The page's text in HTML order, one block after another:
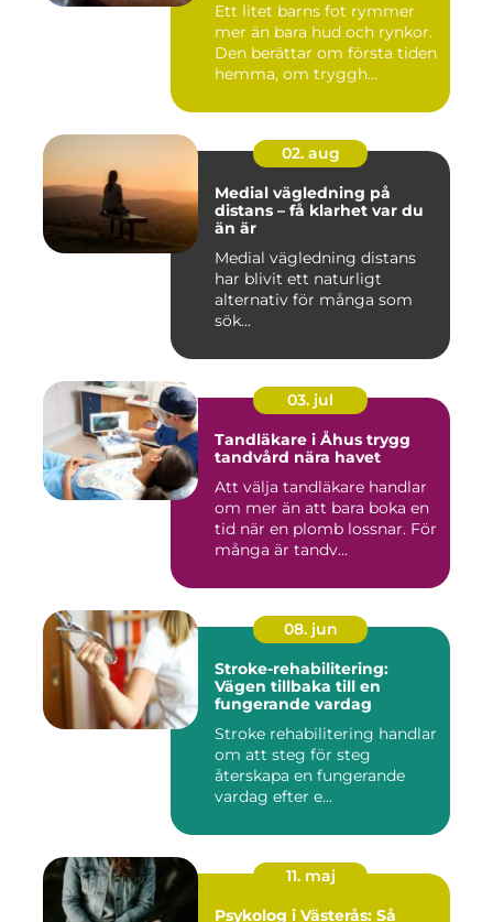
Ett litet barns fot rymmer
mer än bara hud och rynkor.
Den berättar om första tiden
hemma, om tryggh...
02. aug
Medial vägledning på
distans – få klarhet var du
än är
Medial vägledning distans
har blivit ett naturligt
alternativ för många som
sök...
03. jul
Tandläkare i Åhus trygg
tandvård nära havet
Att välja tandläkare handlar
om mer än att bara boka en
tid när en plomb lossnar. För
många är tandv...
08. jun
Stroke-rehabilitering:
Vägen tillbaka till en
fungerande vardag
Stroke rehabilitering handlar
om att steg för steg
återskapa en fungerande
vardag efter e...
11. maj
Psykolog i Västerås: Så